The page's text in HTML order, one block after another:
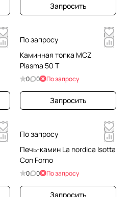
Запросить
По запросу
Каминная топка MCZ
Plasma 50 T
0 0 По запросу
Запросить
По запросу
Печь-камин La nordica Isotta
Con Forno
0 0 По запросу
Запросить